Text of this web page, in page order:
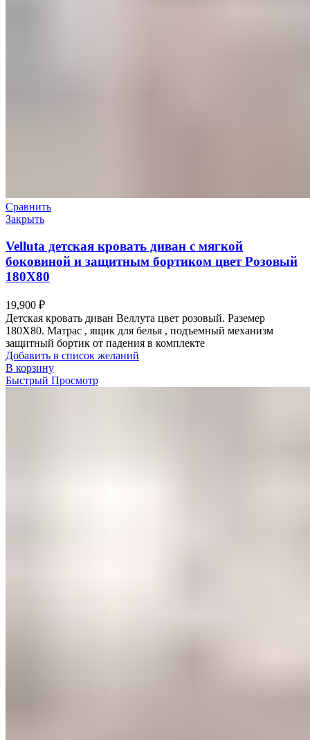
Сравнить
Закрыть
Velluta детская кровать диван с мягкой
боковиной и защитным бортиком цвет Розовый
180Х80
19,900 ₽
Детская кровать диван Веллута цвет розовый. Раземер
180Х80. Матрас , ящик для белья , подъемный механизм
защитный бортик от падения в комплекте
Добавить в список желаний
В корзину
Быстрый Просмотр